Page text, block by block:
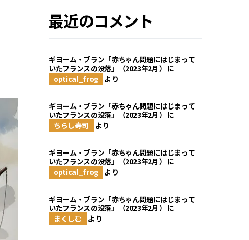
最近のコメント
ギヨーム・ブラン「赤ちゃん問題にはじまって
いたフランスの没落」（2023年2月） に
optical_frog
より
ギヨーム・ブラン「赤ちゃん問題にはじまって
いたフランスの没落」（2023年2月） に
ちらし寿司
より
ギヨーム・ブラン「赤ちゃん問題にはじまって
いたフランスの没落」（2023年2月） に
optical_frog
より
ギヨーム・ブラン「赤ちゃん問題にはじまって
いたフランスの没落」（2023年2月） に
まくしむ
より